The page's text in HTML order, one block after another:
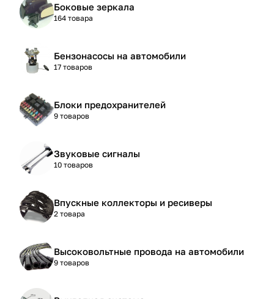
Боковые зеркала
164 товара
Бензонасосы на автомобили
17 товаров
Блоки предохранителей
9 товаров
Звуковые сигналы
10 товаров
Впускные коллекторы и ресиверы
2 товара
Высоковольтные провода на автомобили
9 товаров